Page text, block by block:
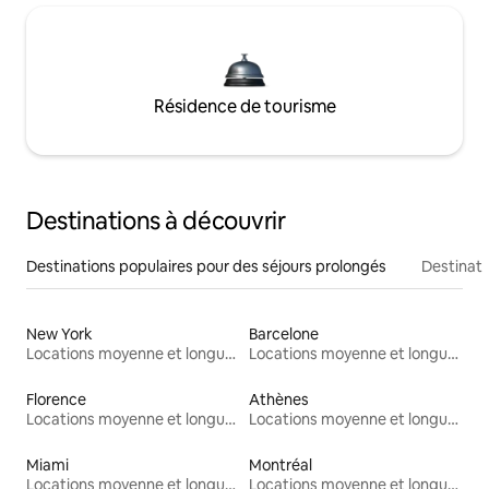
Résidence de tourisme
Destinations à découvrir
Destinations populaires pour des séjours prolongés
New York
Locations moyenne et longue durée
Barcelone
Locations moyenne et longue durée
Florence
Locations moyenne et longue durée
Athènes
Locations moyenne et longue durée
Miami
Locations moyenne et longue durée
Montréal
Locations moyenne et longue durée